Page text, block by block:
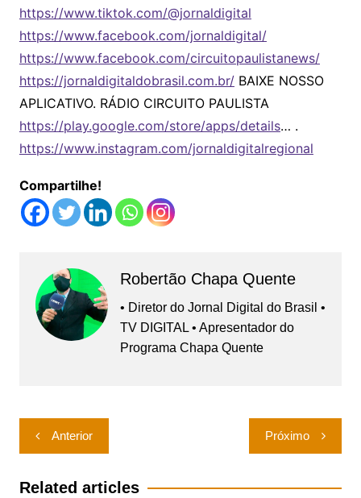
https://www.tiktok.com/@jornaldigital
https://www.facebook.com/jornaldigital/
https://www.facebook.com/circuitopaulistanews/
https://jornaldigitaldobrasil.com.br/BAIXE NOSSO
APLICATIVO. RÁDIO CIRCUITO PAULISTA
https://play.google.com/store/apps/details… .
https://www.instagram.com/jornaldigitalregional
Compartilhe!
Robertão Chapa Quente
• Diretor do Jornal Digital do Brasil •
TV DIGITAL • Apresentador do
Programa Chapa Quente
Navegação
de
Post
Anterior Próximo
Related articles